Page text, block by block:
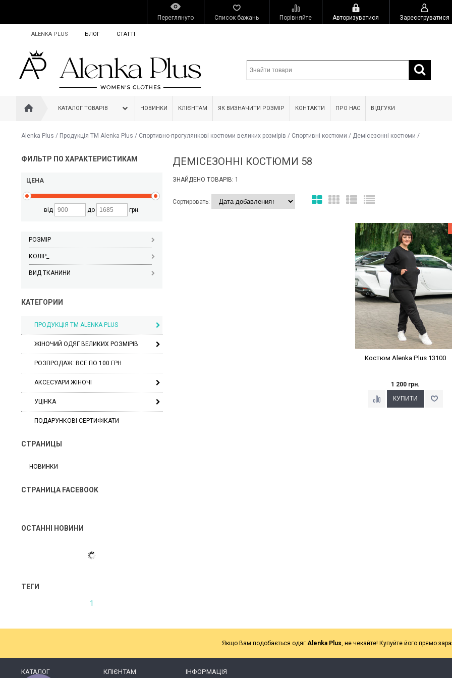
Переглянуто Список бажань Порівняйте Авторизуватися Зареєструватися
ALENKA PLUS БЛОГ СТАТТІ
КАТАЛОГ ТОВАРІВ НОВИНКИ КЛІЄНТАМ ЯК ВИЗНАЧИТИ РОЗМІР КОНТАКТИ ПРО НАС ВІДГУКИ
Alenka Plus / Продукція ТМ Alenka Plus / Спортивно-прогулянкові костюми великих розмірів / Спортивні костюми / Демісезонні костюми /
ФИЛЬТР ПО ХАРАКТЕРИСТИКАМ
ЦЕНА
від до грн.
РОЗМІР
КОЛІР_
ВИД ТКАНИНИ
КАТЕГОРИИ
ПРОДУКЦІЯ ТМ ALENKA PLUS
ЖІНОЧИЙ ОДЯГ ВЕЛИКИХ РОЗМІРІВ
РОЗПРОДАЖ: ВСЕ ПО 100 ГРН
АКСЕСУАРИ ЖІНОЧІ
УЦІНКА
ПОДАРУНКОВІ СЕРТИФІКАТИ
СТРАНИЦЫ
НОВИНКИ
СТРАНИЦА FACEBOOK
ОСТАННІ НОВИНИ
ТЕГИ
1
ДЕМІСЕЗОННІ КОСТЮМИ 58
ЗНАЙДЕНО ТОВАРІВ: 1
Сортировать:
Наклейки Варіант з %
Костюм Alenka Plus 13100
1 200 грн.
Якщо Вам подобається одяг Alenka Plus , не чекайте! Купуйте його прямо
КАТАЛОГ КЛІЄНТАМ ІНФОРМАЦІЯ